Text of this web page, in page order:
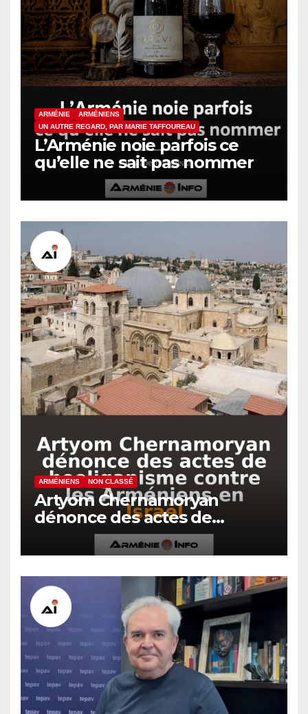
ARMÉNIE
ARMÉNIENS
UN AUTRE REGARD, PAR MARIE TAFFOUREAU
L’Arménie noie parfois ce
qu’elle ne sait pas nommer
ARMÉNIENS NON CLASSÉ
Artyom Chernamoryan
dénonce des actes de
hooliganisme contre les
Arméniens en Israël